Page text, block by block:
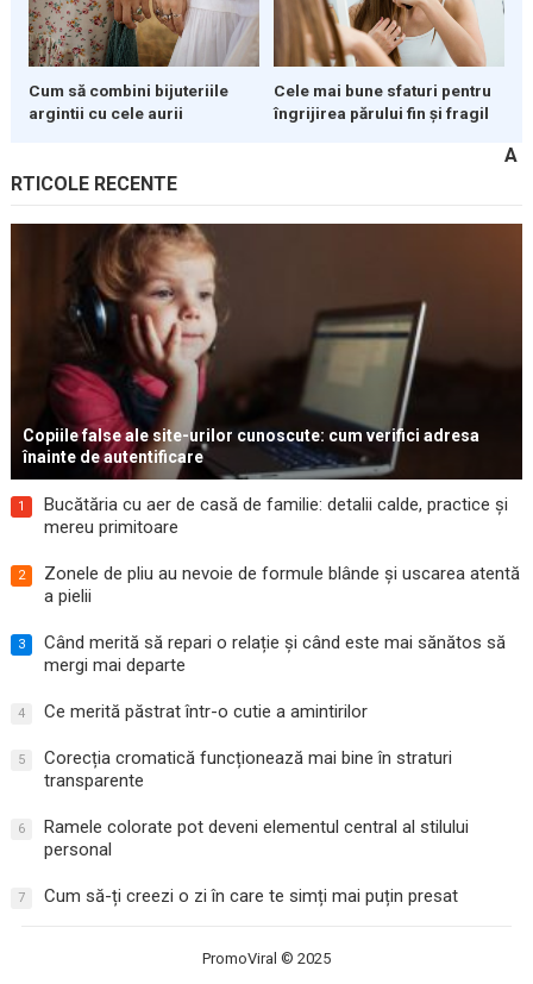
Cum să combini bijuteriile
argintii cu cele aurii
Cele mai bune sfaturi pentru
îngrijirea părului fin și fragil
A
RTICOLE RECENTE
Copiile false ale site-urilor cunoscute: cum verifici adresa
înainte de autentificare
1
Bucătăria cu aer de casă de familie: detalii calde, practice și
mereu primitoare
2
Zonele de pliu au nevoie de formule blânde și uscarea atentă
a pielii
3
Când merită să repari o relație și când este mai sănătos să
mergi mai departe
4 Ce merită păstrat într-o cutie a amintirilor
5
Corecția cromatică funcționează mai bine în straturi
transparente
6
Ramele colorate pot deveni elementul central al stilului
personal
7 Cum să-ți creezi o zi în care te simți mai puțin presat
PromoViral © 2025